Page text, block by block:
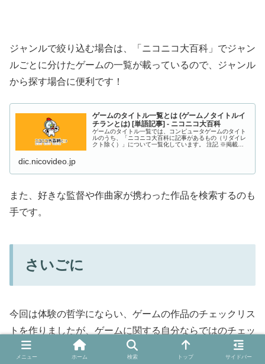
ジャンルで絞り込む場合は、「ニコニコ大百科」でジャン
ルごとに分けたゲームの一覧が載っているので、ジャンル
から探す場合に便利です！
ゲームのタイトル一覧とは (ゲームノタイトルイ
チランとは) [単語記事] - ニコニコ大百科
ゲームのタイトル一覧では、コンピュータゲームのタイト
ルのうち、「ニコニコ大百科に記事があるもの（リダイレ
クト除く）」について一覧化しています。 注記 ※掲載基
dic.nicovideo.jp
また、好きな監督や作曲家が携わった作品を検索するのも
手です。
さいごに
今回は体験の哲学にならい、ゲームの作品のチェックリス
トを作りましたが、ゲームに関する自分ならではのチェッ
クリストを作るのも良いと思います。
メニュー ホーム 検索 トップ サイドバー